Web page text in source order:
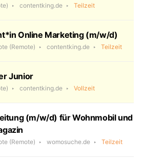
contentking.de Teilzeit
Online Marketing (m/w/d)
(Remote) contentking.de Teilzeit
Junior
contentking.de Vollzeit
(m/w/d) für Wohnmobil und
(Remote) womosuche.de Teilzeit